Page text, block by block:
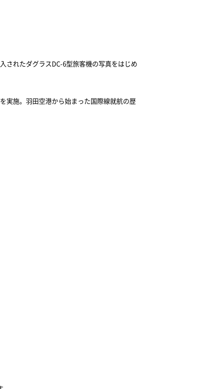
されたダグラスDC-6型旅客機の写真をはじめ
実施。羽田空港から始まった国際線就航の歴